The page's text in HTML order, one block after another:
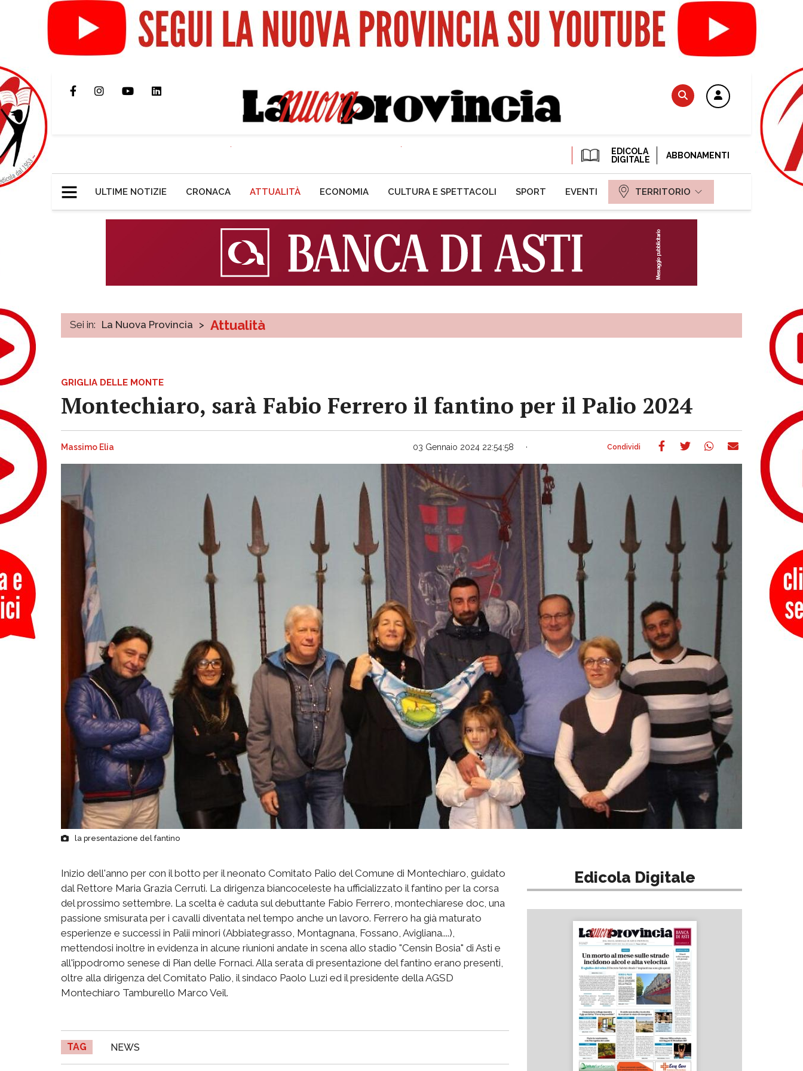
EDICOLA
DIGITALE
ABBONAMENTI
ULTIME NOTIZIE CRONACA ATTUALITÀ ECONOMIA CULTURA E SPETTACOLI SPORT EVENTI TERRITORIO
Sei in: La Nuova Provincia > Attualità
GRIGLIA DELLE MONTE
Montechiaro, sarà Fabio Ferrero il fantino per il Palio 2024
Massimo Elia 03 Gennaio 2024 22:54:58
la presentazione del fantino
Inizio dell'anno per con il botto per il neonato Comitato Palio del Comune di Montechiaro, guidato
dal Rettore Maria Grazia Cerruti. La dirigenza biancoceleste ha ufficializzato il fantino per la corsa
del prossimo settembre. La scelta è caduta sul debuttante Fabio Ferrero, montechiarese doc, una
passione smisurata per i cavalli diventata nel tempo anche un lavoro. Ferrero ha già maturato
esperienze e successi in Palii minori (Abbiategrasso, Montagnana, Fossano, Avigliana....),
mettendosi inoltre in evidenza in alcune riunioni andate in scena allo stadio "Censin Bosia" di Asti e
all'ippodromo senese di Pian delle Fornaci. Alla serata di presentazione del fantino erano presenti,
oltre alla dirigenza del Comitato Palio, il sindaco Paolo Luzi ed il presidente della AGSD
Montechiaro Tamburello Marco Veil.
TAG NEWS
Edicola Digitale